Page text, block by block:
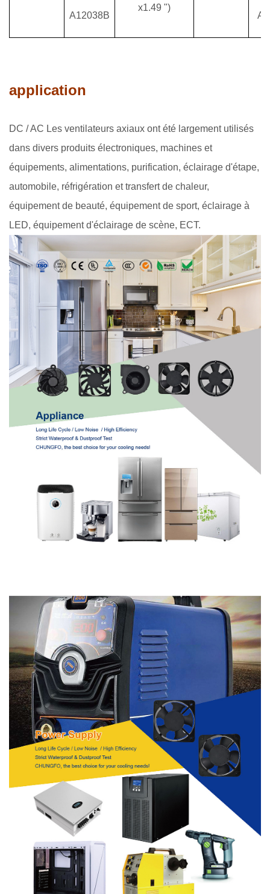
x1.49 ")
A12038B
application
DC / AC Les ventilateurs axiaux ont été largement utilisés
dans divers produits électroniques, machines et
équipements, alimentations, purification, éclairage d'étape,
automobile, réfrigération et transfert de chaleur,
équipement de beauté, équipement de sport, éclairage à
LED, équipement d'éclairage de scène, ECT.